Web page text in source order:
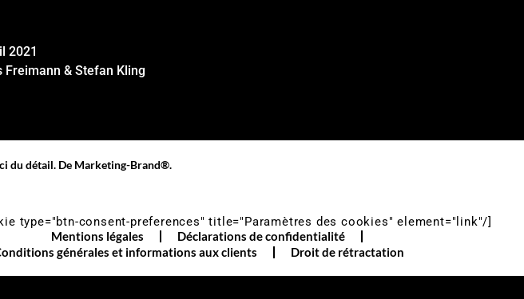
2021
Freimann & Stefan Kling
du détail. De Marketing-Brand®.
type="btn-consent-preferences" title="Paramètres des cookies" element="link"/]
Mentions légales
Déclarations de confidentialité
générales et informations aux clients
Droit de rétractation